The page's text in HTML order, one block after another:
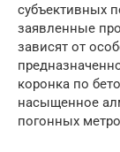
субъективных
заявленные
зависят от
коронка по
насыщенное
погонных